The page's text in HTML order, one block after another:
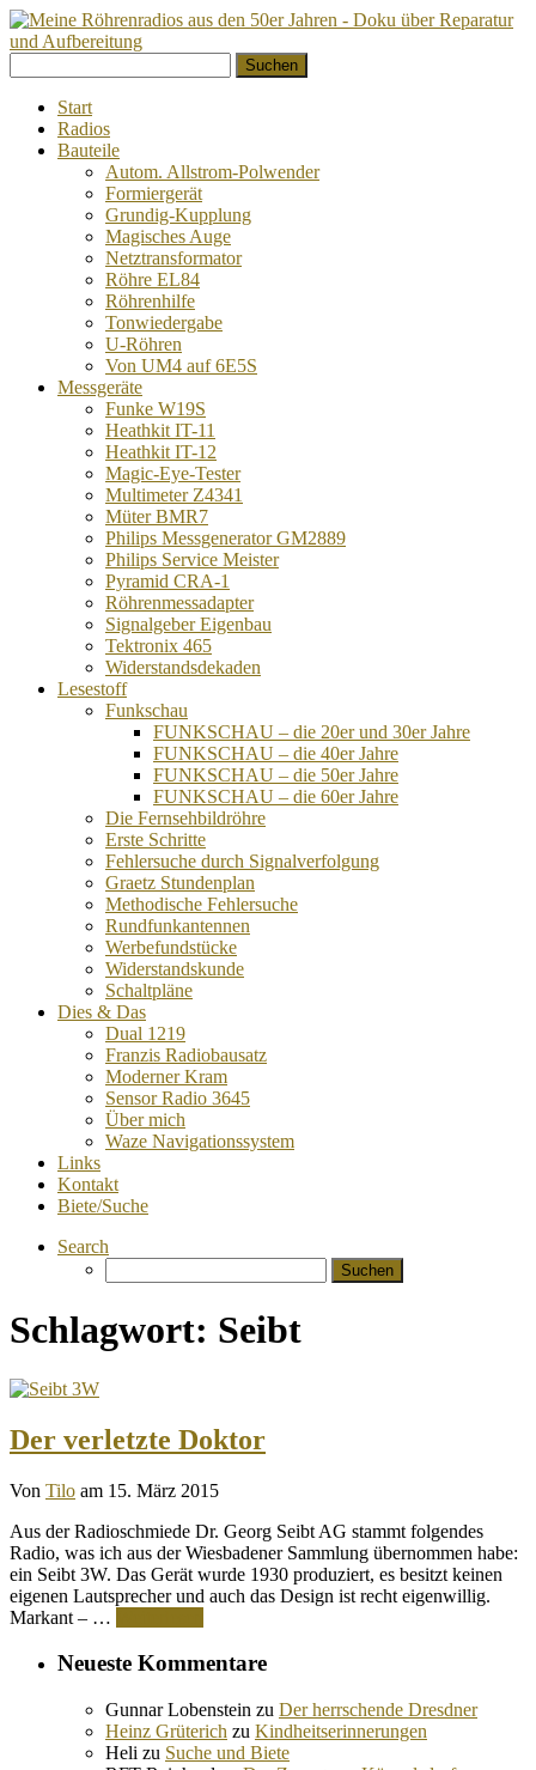
zum
Inhalt
nach:
Start
Radios
Bauteile
Autom. Allstrom-Polwender
Formiergerät
Grundig-Kupplung
Magisches Auge
Netztransformator
Röhre EL84
Röhrenhilfe
Tonwiedergabe
U-Röhren
Von UM4 auf 6E5S
Messgeräte
Funke W19S
Heathkit IT-11
Heathkit IT-12
Magic-Eye-Tester
Multimeter Z4341
Müter BMR7
Philips Messgenerator GM2889
Philips Service Meister
Pyramid CRA-1
Röhrenmessadapter
Signalgeber Eigenbau
Tektronix 465
Widerstandsdekaden
Lesestoff
Funkschau
FUNKSCHAU – die 20er und 30er Jahre
FUNKSCHAU – die 40er Jahre
FUNKSCHAU – die 50er Jahre
FUNKSCHAU – die 60er Jahre
Die Fernsehbildröhre
Erste Schritte
Fehlersuche durch Signalverfolgung
Graetz Stundenplan
Methodische Fehlersuche
Rundfunkantennen
Werbefundstücke
Widerstandskunde
Schaltpläne
Dies & Das
Dual 1219
Franzis Radiobausatz
Moderner Kram
Sensor Radio 3645
Über mich
Waze Navigationssystem
Links
Kontakt
Biete/Suche
Search
nach:
Schlagwort: Seibt
Der verletzte Doktor
Von Tilo am 15. März 2015
Aus der Radioschmiede Dr. Georg Seibt AG stammt folgendes
Radio, was ich aus der Wiesbadener Sammlung übernommen habe:
ein Seibt 3W. Das Gerät wurde 1930 produziert, es besitzt keinen
eigenen Lautsprecher und auch das Design ist recht eigenwillig.
Markant – …
Neueste Kommentare
Gunnar Lobenstein zu Der herrschende Dresdner
Heinz Grüterich zu Kindheitserinnerungen
Heli zu Suche und Biete